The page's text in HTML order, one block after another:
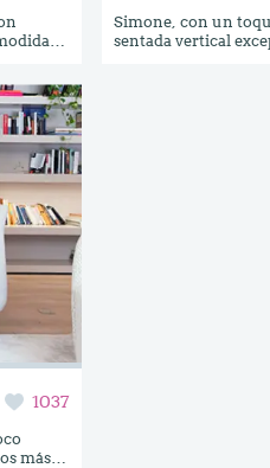
en
Simone, con un
sentada vertical
1037
más